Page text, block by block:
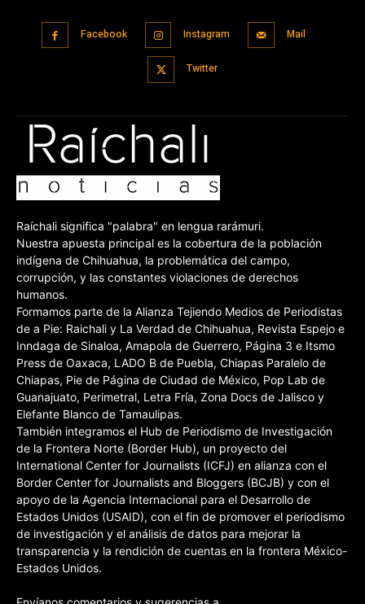
Facebook Instagram Mail
Twitter
Raíchali significa "palabra" en lengua rarámuri.
Nuestra apuesta principal es la cobertura de la población
indígena de Chihuahua, la problemática del campo,
corrupción, y las constantes violaciones de derechos
humanos.
Formamos parte de la Alianza Tejiendo Medios de Periodistas
de a Pie: Raichali y La Verdad de Chihuahua, Revista Espejo e
Inndaga de Sinaloa, Amapola de Guerrero, Página 3 e Itsmo
Press de Oaxaca, LADO B de Puebla, Chiapas Paralelo de
Chiapas, Pie de Página de Ciudad de México, Pop Lab de
Guanajuato, Perimetral, Letra Fría, Zona Docs de Jalisco y
Elefante Blanco de Tamaulipas.
También integramos el Hub de Periodismo de Investigación
de la Frontera Norte (Border Hub), un proyecto del
International Center for Journalists (ICFJ) en alianza con el
Border Center for Journalists and Bloggers (BCJB) y con el
apoyo de la Agencia Internacional para el Desarrollo de
Estados Unidos (USAID), con el fin de promover el periodismo
de investigación y el análisis de datos para mejorar la
transparencia y la rendición de cuentas en la frontera México-
Estados Unidos.